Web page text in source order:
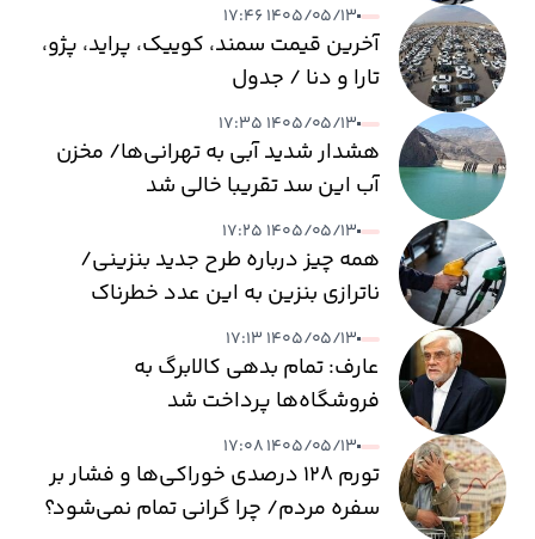
۱۴۰۵/۰۵/۱۳ ۱۷:۴۶
آخرین قیمت سمند، کوییک، پراید، پژو،
تارا و دنا / جدول
۱۴۰۵/۰۵/۱۳ ۱۷:۳۵
هشدار شدید آبی به تهرانی‌ها/ مخزن
آب این سد تقریبا خالی شد
۱۴۰۵/۰۵/۱۳ ۱۷:۲۵
همه چیز درباره طرح جدید بنزینی/
ناترازی بنزین به این عدد خطرناک
می‌رسد
۱۴۰۵/۰۵/۱۳ ۱۷:۱۳
عارف: تمام بدهی کالابرگ به
فروشگاه‌ها پرداخت شد
۱۴۰۵/۰۵/۱۳ ۱۷:۰۸
تورم ۱۲۸ درصدی خوراکی‌ها و فشار بر
سفره مردم/ چرا گرانی تمام نمی‌شود؟